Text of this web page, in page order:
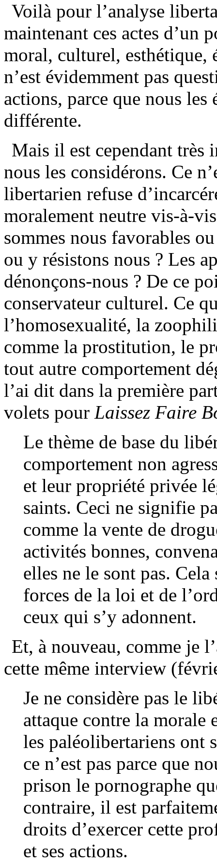
Voilà pour l’analyse
maintenant ces actes d’un
moral, culturel,
n’est évidemment pas
actions, parce que nous
différente.
Mais il est cependant très
nous les considérons. Ce
libertarien refuse
moralement neutre vis-à-
sommes nous favorables
ou y résistons nous ? Les
dénonçons-nous ? De ce
conservateur culturel. Ce
l’homosexualité, la
comme la prostitution, le
tout autre comportement
l’ai dit dans la première
volets pour Laissez Faire
Le thème de base du
comportement non
et leur propriété privée
saints. Ceci ne signifie
comme la vente de
activités bonnes,
elles ne le sont pas.
forces de la loi et de
ceux qui s’y adonnent.
Et, à nouveau, comme je
cette même interview
Je ne considère pas le
attaque contre la morale
les paléolibertariens ont
ce n’est pas parce que
prison le pornographe
contraire, il est
droits d’exercer cette
et ses actions.